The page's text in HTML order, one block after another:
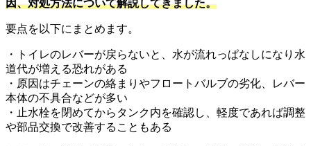
因、対処方法について解説してきました。
要点を以下にまとめます。
・トイレのレバーが戻らないと、水が流れっぱなしになり水
道代が増える恐れがある
・原因はチェーンの絡まりやフロートバルブの劣化、レバー
本体の不具合などが多い
・止水栓を閉めてからタンク内を確認し、軽度であれば調整
や部品交換で改善することもある